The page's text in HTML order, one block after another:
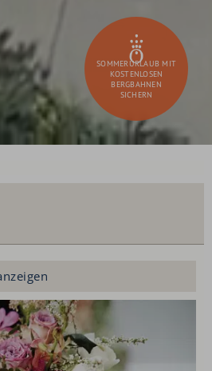
SOMMERURLAUB MIT
KOSTENLOSEN
BERGBAHNEN
SICHERN